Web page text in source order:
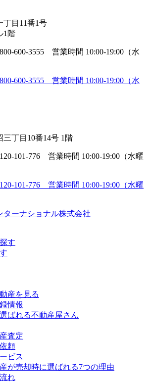
丁目11番1号
1階
丁目10番14号 1階
す
産を見る
情報
ばれる不動産屋さん
査定
頼
ビス
が売却時に選ばれる7つの理由
れ